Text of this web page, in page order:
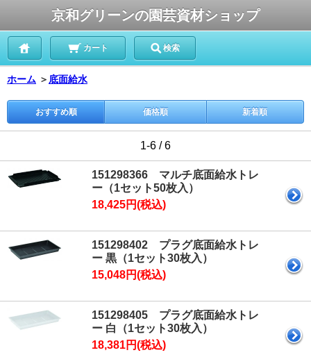
京和グリーンの園芸資材ショップ
カート 検索
ホーム ＞ 底面給水
おすすめ順 価格順 新着順
1-6 / 6
151298366 マルチ底面給水トレ
ー（1セット50枚入）
18,425円(税込)
151298402 プラグ底面給水トレ
ー 黒（1セット30枚入）
15,048円(税込)
151298405 プラグ底面給水トレ
ー 白（1セット30枚入）
18,381円(税込)